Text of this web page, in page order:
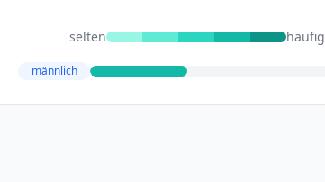
selten häufig
männlich